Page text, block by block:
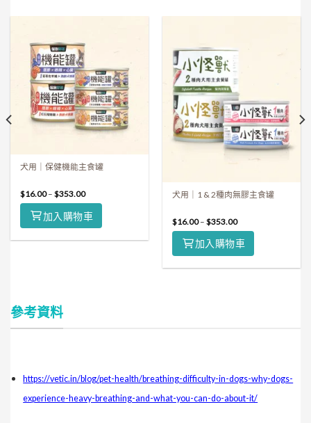
犬用｜保健機能主食罐
$16.00–$353.00
加入購物車
犬用｜1 & 2種肉無膠主食罐
$16.00–$353.00
加入購物車
參考資料
https://vetic.in/blog/pet-health/breathing-difficulty-in-dogs-why-dogs-
experience-heavy-breathing-and-what-you-can-do-about-it/